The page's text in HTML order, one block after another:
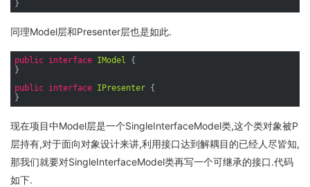
同理Model层和Presenter层也是如此.
public interface IModel
{
public interface IPresenter {
现在项目中Model层是一个SingleInterfaceModel类,这个类对象被P
层持有,对于面向对象设计来讲,利用接口达到解耦目的已经人尽皆知,
那我们就要对SingleInterfaceModel类再写一个可继承的接口.代码
如下.